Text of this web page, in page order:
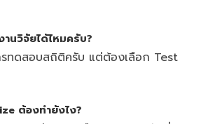
านวิจัยได้ไหมครับ?
ทดสอบสถิติครับ แต่ต้องเลือก Test
ต้องทำยังไง?